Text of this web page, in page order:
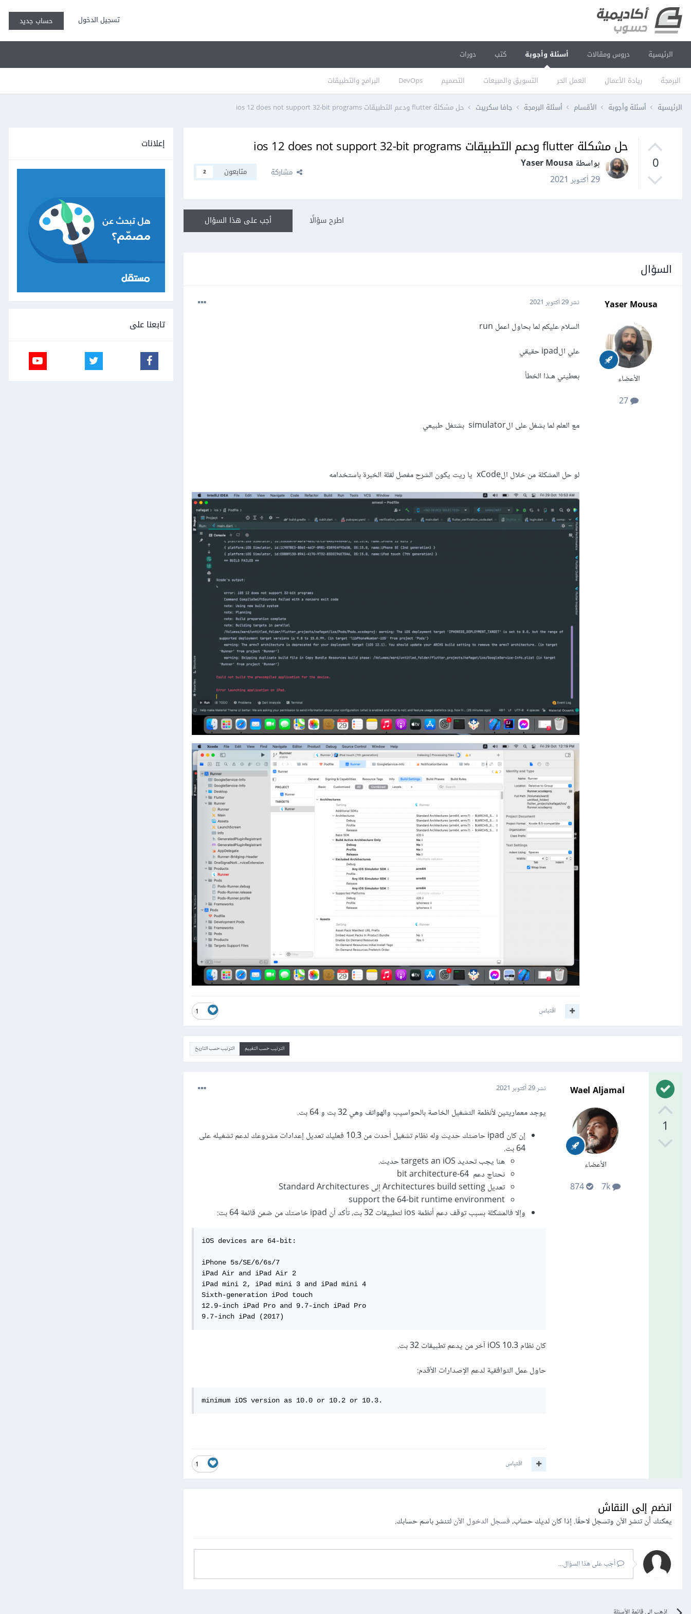
تسجيل الدخول حساب جديد
الرئيسية دروس ومقالات أسئلة وأجوبة
البرمجة ريادة الأعمال العمل الحر التسويق والمبيعات التصميم DevOps البرامج والتطبيقات
كتب دورات
الرئيسية أسئلة وأجوبة الأقسام أسئلة البرمجة جافا سكريبت حل مشكلة flutter ودعم التطبيقات ios 12 does not support 32-bit programs
0
حل مشكلة flutter ودعم التطبيقات ios 12 does not support 32-bit programs
بواسطة Yaser Mousa
29 أكتوبر 2021
مشاركة متابعون 2
أجب على هذا السؤال اطرح سؤالًا
السؤال
Yaser Mousa
الأعضاء
نشر29 أكتوبر 2021
السلام عليكم لما بحاول اعمل run
علي الipad حقيقي
بعطيني هـذا الخطأ
مع العلم لما بشغل على الsimulator بشتغل طبيعي
لو حل المشكلة من خلال الxCode يا ريت يكون الشرح مفصل لقلة الخبرة باستخدامه
1 اقتباس
الترتيب حسب التقييم الترتيب حسب التاريخ
1
Wael Aljamal
الأعضاء
نشر29 أكتوبر 2021
يوجد معماريتين لأنظمة التشغيل الخاصة بالحواسيب والهواتف وهي 32 بت و 64 بت.
إن كان ipad حاصتك حديث وله نظام تشغيل أحدث من 10.3 فعليك تعديل إعدادات مشروعك لدعم تشغيله على
64 بت.
هنا يجب تحديد targets an iOS حديث.
نحتاج دعم 64-bit architecture
تعديل Architectures build setting إلى Standard Architectures
support the 64-bit runtime environment
وإلا فالمشكلة بسبب توقف دعم أنظمة ios لتطبيقات 32 بت، تأكد أن ipad خاصتك من ضمن قائمة 64 بت:
iOS devices are 64-bit:
iPhone 5s/SE/6/6s/7
iPad Air and iPad Air 2
iPad mini 2, iPad mini 3 and iPad mini 4
Sixth-generation iPod touch
12.9-inch iPad Pro and 9.7-inch iPad Pro
9.7-inch iPad (2017)
كان نظام iOS 10.3 آخر من يدعم تطبيقات 32 بت.
حاول عمل التوافقية لدعم الإصدارات الأقدم:
minimum iOS version as 10.0 or 10.2 or 10.3.
1 اقتباس
انضم إلى النقاش
يمكنك أن تنشر الآن وتسجل لاحقًا. إذا كان لديك حساب،فسجل الدخول الآنلتنشر باسم حسابك.
أجب على هذا السؤال...
إعلانات
تابعنا على